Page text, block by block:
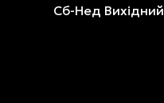
Сб-Нед Вихідний